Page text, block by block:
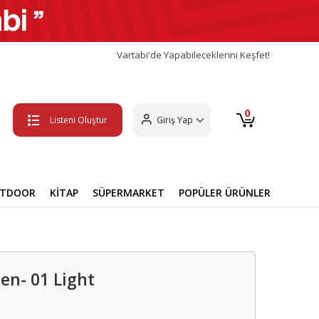
Vartabi'de Yapabileceklerini Keşfet!
Listeni Oluştur Giriş Yap 0
KİTAP SÜPERMARKET POPÜLER ÜRÜNLER
01 Light